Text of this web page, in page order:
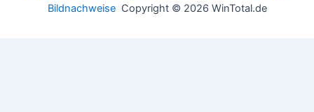
BildnachweiseCopyright © 2026 WinTotal.de